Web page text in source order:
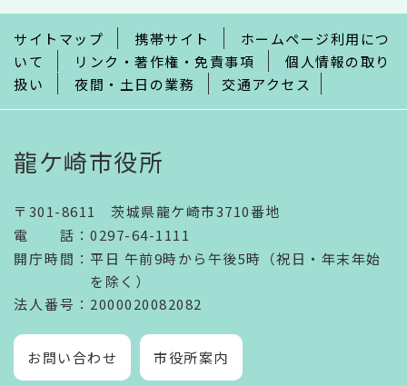
で
サイトマップ 携帯サイト
ホームページ利用につ
いて
リンク・著作権・免責事項
個人情報の取り
扱い
夜間・土日の業務 交通アクセス
龍ケ崎市役所
〒301-8611 茨城県龍ケ崎市3710番地
電話 ： 0297-64-1111
開庁時間 ： 平日 午前9時から午後5時（祝日・年末年始
を除く）
法人番号 ：2000020082082
お問い合わせ 市役所案内